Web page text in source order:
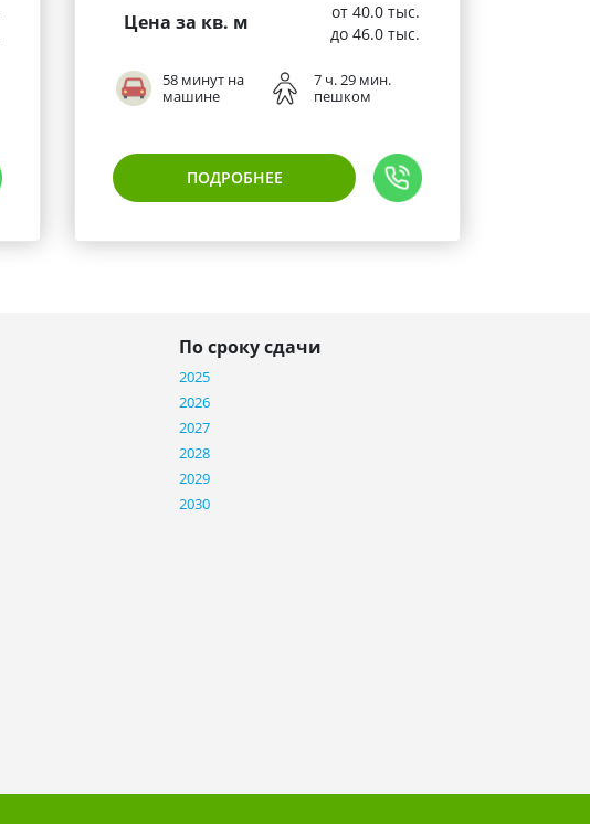
Цена за кв. м
от 40.0 тыс.
до 46.0 тыс.
58 минут на
машине
7 ч. 29 мин.
пешком
ПОДРОБНЕЕ
По сроку сдачи
2025
2026
2027
2028
2029
2030